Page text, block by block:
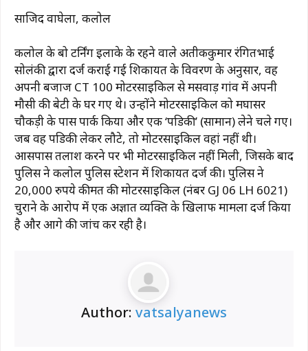
साजिद वाघेला, कलोल
कलोल के बोरू टर्निंग इलाके के रहने वाले अतीककुमार रंगितभाई
सोलंकी द्वारा दर्ज कराई गई शिकायत के विवरण के अनुसार, वह
अपनी बजाज CT 100 मोटरसाइकिल से मसवाड़ गांव में अपनी
मौसी की बेटी के घर गए थे। उन्होंने मोटरसाइकिल को मघासर
चौकड़ी के पास पार्क किया और एक ‘पडिकी’ (सामान) लेने चले गए।
जब ​​वह पडिकी लेकर लौटे, तो मोटरसाइकिल वहां नहीं थी।
आसपास तलाश करने पर भी मोटरसाइकिल नहीं मिली, जिसके बाद
पुलिस ने कलोल पुलिस स्टेशन में शिकायत दर्ज की। पुलिस ने
20,000 रुपये कीमत की मोटरसाइकिल (नंबर GJ 06 LH 6021)
चुराने के आरोप में एक अज्ञात व्यक्ति के खिलाफ मामला दर्ज किया
है और आगे की जांच कर रही है।
Author: vatsalyanews